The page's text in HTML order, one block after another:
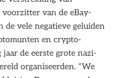
van de eBay-
de vele negatieve geluiden
en crypto-
de eerste grote nazi-
organiseerden. “We